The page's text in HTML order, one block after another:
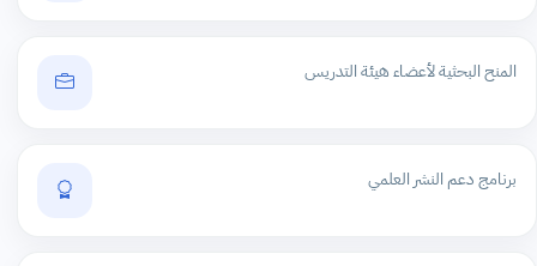
المنح البحثية لأعضاء هيئة التدريس
برنامج دعم النشر العلمي